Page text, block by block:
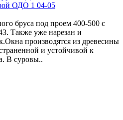
ОДО 1 04-05
бруса под проем 400-500 с
Также уже нарезан и
производятся из древесины
и устойчивой к
В суровы..